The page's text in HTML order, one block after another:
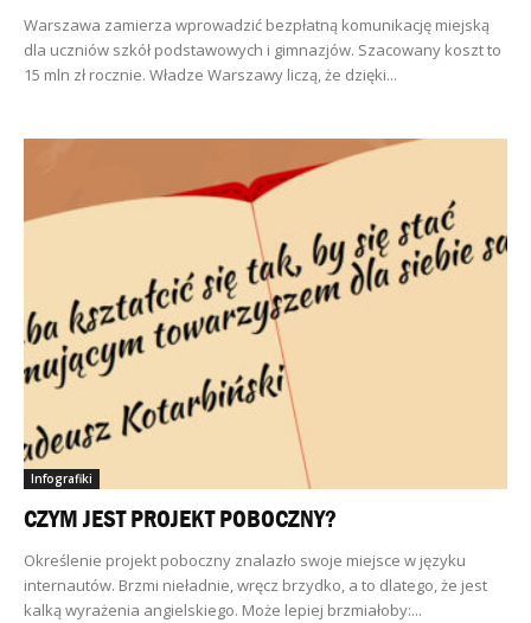
Warszawa zamierza wprowadzić bezpłatną komunikację miejską
dla uczniów szkół podstawowych i gimnazjów. Szacowany koszt to
15 mln zł rocznie. Władze Warszawy liczą, że dzięki...
Infografiki
CZYM JEST PROJEKT POBOCZNY?
Określenie projekt poboczny znalazło swoje miejsce w języku
internautów. Brzmi nieładnie, wręcz brzydko, a to dlatego, że jest
kalką wyrażenia angielskiego. Może lepiej brzmiałoby:...